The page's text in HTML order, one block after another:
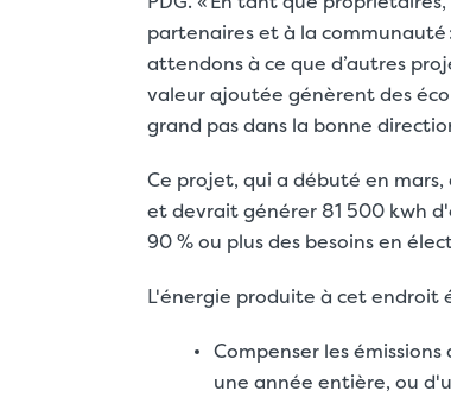
partenaires et à la communauté
attendons à ce que d’autres
valeur ajoutée génèrent des
grand pas dans la bonne
Ce projet, qui a débuté en
et devrait générer 81 500 kwh
90 % ou plus des besoins en
L'énergie produite à cet endroit
Compenser les
une année entière, ou